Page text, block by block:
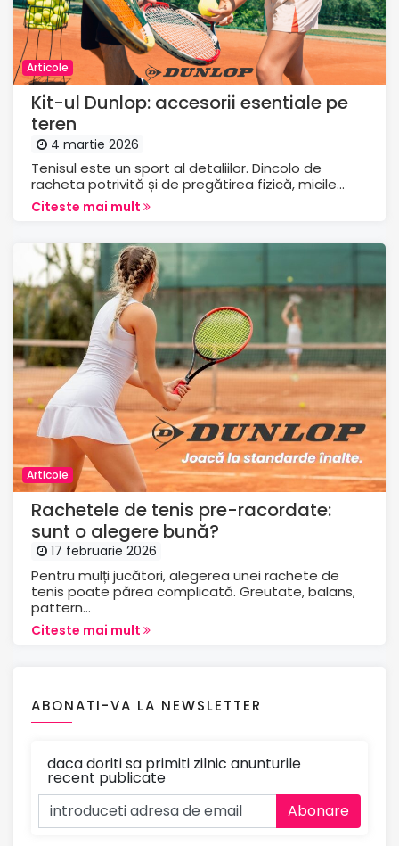
Articole
Kit-ul Dunlop: accesorii esentiale pe
teren
4 martie 2026
Tenisul este un sport al detaliilor. Dincolo de
racheta potrivită și de pregătirea fizică, micile...
Citeste mai mult
Articole
Rachetele de tenis pre-racordate:
sunt o alegere bună?
17 februarie 2026
Pentru mulți jucători, alegerea unei rachete de
tenis poate părea complicată. Greutate, balans,
pattern...
Citeste mai mult
ABONATI-VA LA NEWSLETTER
daca doriti sa primiti zilnic anunturile
recent publicate